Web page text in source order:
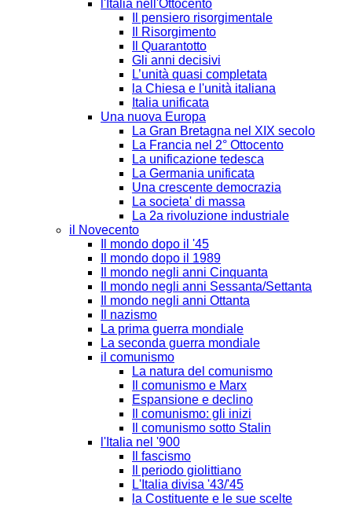
l'Italia nell'Ottocento
Il pensiero risorgimentale
Il Risorgimento
Il Quarantotto
Gli anni decisivi
L’unità quasi completata
la Chiesa e l'unità italiana
Italia unificata
Una nuova Europa
La Gran Bretagna nel XIX secolo
La Francia nel 2° Ottocento
La unificazione tedesca
La Germania unificata
Una crescente democrazia
La societa' di massa
La 2a rivoluzione industriale
il Novecento
Il mondo dopo il '45
Il mondo dopo il 1989
Il mondo negli anni Cinquanta
Il mondo negli anni Sessanta/Settanta
Il mondo negli anni Ottanta
Il nazismo
La prima guerra mondiale
La seconda guerra mondiale
il comunismo
La natura del comunismo
Il comunismo e Marx
Espansione e declino
Il comunismo: gli inizi
Il comunismo sotto Stalin
l'Italia nel '900
Il fascismo
Il periodo giolittiano
L'Italia divisa '43/'45
la Costituente e le sue scelte